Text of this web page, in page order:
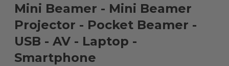
Mini Beamer - Mini Beamer
Projector - Pocket Beamer -
USB - AV - Laptop -
Smartphone